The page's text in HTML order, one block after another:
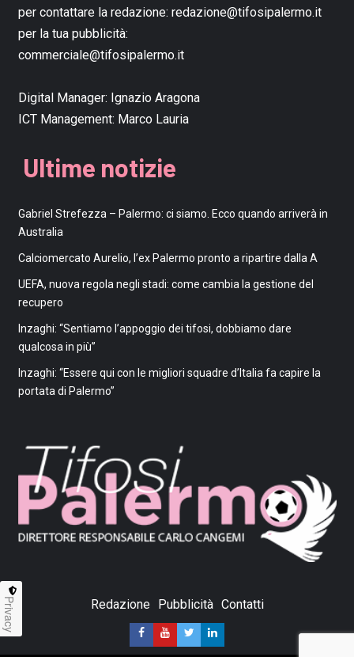
per contattare la redazione: redazione@tifosipalermo.it
per la tua pubblicità:
commerciale@tifosipalermo.it
Digital Manager: Ignazio Aragona
ICT Management: Marco Lauria
Ultime notizie
Gabriel Strefezza – Palermo: ci siamo. Ecco quando arriverà in
Australia
Calciomercato Aurelio, l’ex Palermo pronto a ripartire dalla A
UEFA, nuova regola negli stadi: come cambia la gestione del
recupero
Inzaghi: “Sentiamo l’appoggio dei tifosi, dobbiamo dare
qualcosa in più”
Inzaghi: “Essere qui con le migliori squadre d’Italia fa capire la
portata di Palermo”
Redazione Pubblicità Contatti
Privacy